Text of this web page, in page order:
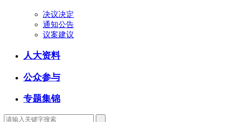
决议决定
通知公告
议案建议
人大资料
公众参与
专题集锦